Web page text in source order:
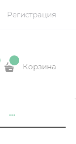
Регистрация
Корзина